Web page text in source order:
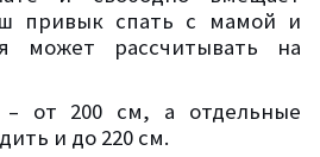
привык спать с мамой и
может рассчитывать на
– от 200 см, а отдельные
и до 220 см.